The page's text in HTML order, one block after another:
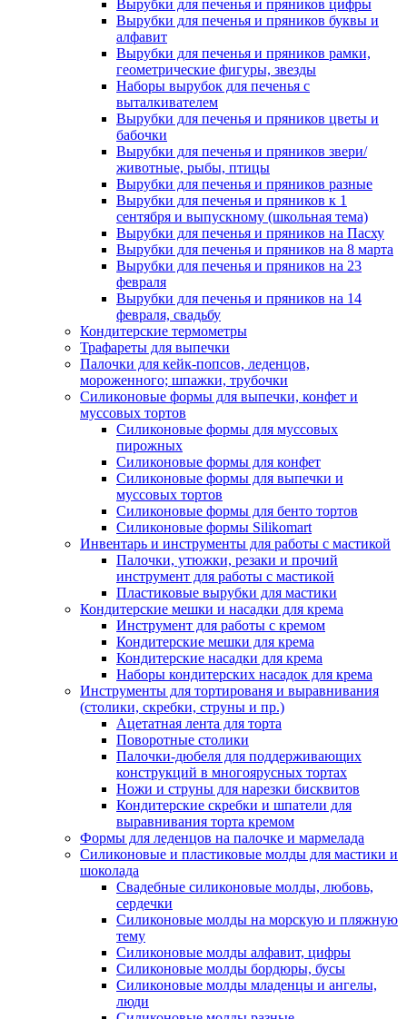
Вырубки для печенья и пряников цифры
Вырубки для печенья и пряников буквы и
алфавит
Вырубки для печенья и пряников рамки,
геометрические фигуры, звезды
Наборы вырубок для печенья с
выталкивателем
Вырубки для печенья и пряников цветы и
бабочки
Вырубки для печенья и пряников звери/
животные, рыбы, птицы
Вырубки для печенья и пряников разные
Вырубки для печенья и пряников к 1
сентября и выпускному (школьная тема)
Вырубки для печенья и пряников на Пасху
Вырубки для печенья и пряников на 8 марта
Вырубки для печенья и пряников на 23
февраля
Вырубки для печенья и пряников на 14
февраля, свадьбу
Кондитерские термометры
Трафареты для выпечки
Палочки для кейк-попсов, леденцов,
мороженного; шпажки, трубочки
Силиконовые формы для выпечки, конфет и
муссовых тортов
Силиконовые формы для муссовых
пирожных
Силиконовые формы для конфет
Силиконовые формы для выпечки и
муссовых тортов
Силиконовые формы для бенто тортов
Силиконовые формы Silikomart
Инвентарь и инструменты для работы с мастикой
Палочки, утюжки, резаки и прочий
инструмент для работы с мастикой
Пластиковые вырубки для мастики
Кондитерские мешки и насадки для крема
Инструмент для работы с кремом
Кондитерские мешки для крема
Кондитерские насадки для крема
Наборы кондитерских насадок для крема
Инструменты для тортированя и выравнивания
(столики, скребки, струны и пр.)
Ацетатная лента для торта
Поворотные столики
Палочки-дюбеля для поддерживающих
конструкций в многоярусных тортах
Ножи и струны для нарезки бисквитов
Кондитерские скребки и шпатели для
выравнивания торта кремом
Формы для леденцов на палочке и мармелада
Силиконовые и пластиковые молды для мастики и
шоколада
Свадебные силиконовые молды, любовь,
сердечки
Силиконовые молды на морскую и пляжную
тему
Силиконовые молды алфавит, цифры
Силиконовые молды бордюры, бусы
Силиконовые молды младенцы и ангелы,
люди